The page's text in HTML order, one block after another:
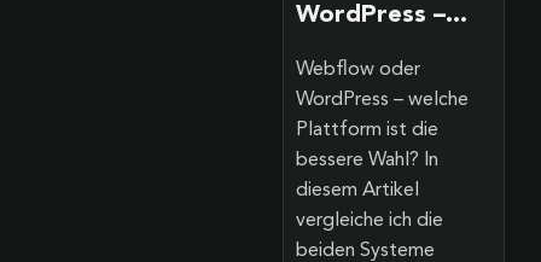
WordPress –
war auf beiden
Systemen
Webflow oder
WordPress – welche
Plattform ist die
bessere Wahl? In
diesem Artikel
vergleiche ich die
beiden Systeme